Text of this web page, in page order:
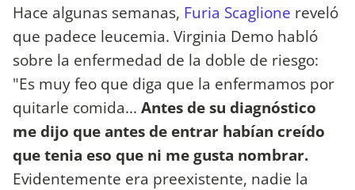
Hace algunas semanas, Furia Scaglione reveló
que padece leucemia. Virginia Demo habló
sobre la enfermedad de la doble de riesgo:
"Es muy feo que diga que la enfermamos por
quitarle comida... Antes de su diagnóstico
me dijo que antes de entrar habían creído
que tenia eso que ni me gusta nombrar.
Evidentemente era preexistente, nadie la